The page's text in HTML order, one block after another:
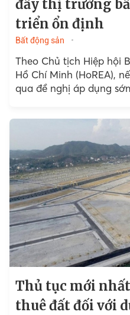
đẩy thị trường
triển ổn định
Bất động sản
Theo Chủ tịch Hiệp hội
Hồ Chí Minh (HoREA),
qua đề nghị áp dụng
Thủ tục mới
thuê đất đối với